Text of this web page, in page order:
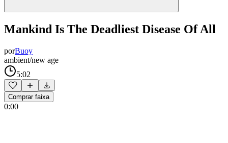
Mankind Is The Deadliest Disease Of All
porBuoy
ambient/new age
5:02
Comprar faixa
0:00